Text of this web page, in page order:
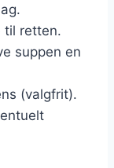
til retten.
suppen en
(valgfrit).